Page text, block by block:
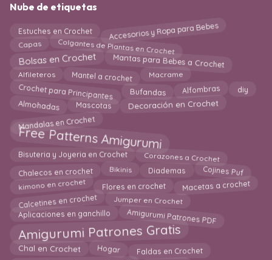
Nube de etiquetas
Estuches en Crochet Accesorios y Ropa para Bebes
Capas Colgantes de Plantas en Crochet
Bolsas en Crochet Mantas para Bebes a Crochet
Alfileteros Mantel a crochet Macrame
Crochet para Principantes Bufandas Alfombras diy
Almohadas Mascotas Decoración en Crochet
Mandalas en Crochet
Free Patterns Amigurumi
Bisuteria y Joyeria en Crochet Corazones a Crochet
Chalecos en crochet Bikinis Diademas Cojines Puf
kimono en crochet Flores en crochet Macetas a crochet
Calcetines en crochet Jumper en Crochet
Aplicaciones en ganchillo Amigurumi Patrones PDF
Amigurumi Patrones Gratis
Chal en Crochet Hogar Faldas en Crochet